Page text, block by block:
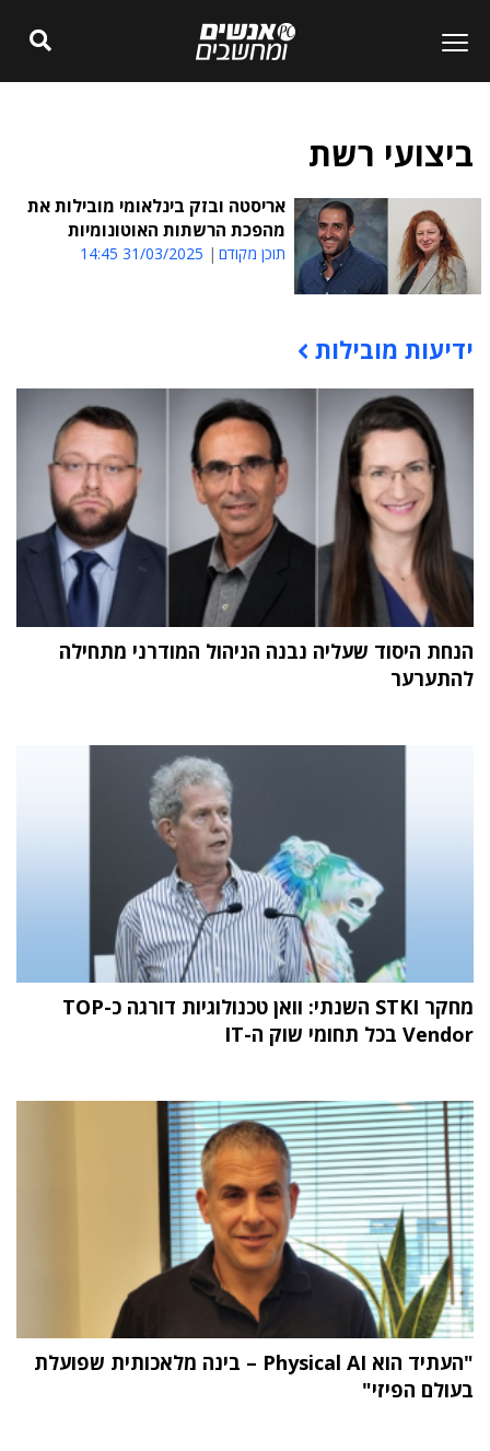
ביצועי רשת
אריסטה ובזק בינלאומי מובילות את
מהפכת הרשתות האוטונומיות
תוכן מקודם 31/03/2025 14:45
תוכן פרסומי
ידיעות מובילות
הנחת היסוד שעליה נבנה הניהול המודרני מתחילה
להתערער
מחקר STKI השנתי: וואן טכנולוגיות דורגה כ-TOP
Vendor בכל תחומי שוק ה-IT
"העתיד הוא Physical AI – בינה מלאכותית שפועלת
בעולם הפיזי"